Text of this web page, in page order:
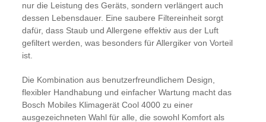
nur die Leistung des Geräts, sondern verlängert auch
dessen Lebensdauer. Eine saubere Filtereinheit sorgt
dafür, dass Staub und Allergene effektiv aus der Luft
gefiltert werden, was besonders für Allergiker von Vorteil
ist.
Die Kombination aus benutzerfreundlichem Design,
flexibler Handhabung und einfacher Wartung macht das
Bosch Mobiles Klimagerät Cool 4000 zu einer
ausgezeichneten Wahl für alle, die sowohl Komfort als